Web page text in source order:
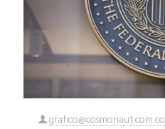
grafico@cosmonaut.com.co